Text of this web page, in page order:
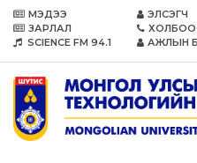
МЭДЭЭ
ЗАРЛАЛ
SCIENCE FM 94.1
ЭЛСЭГЧ
ХОЛБОО
АЖЛЫН